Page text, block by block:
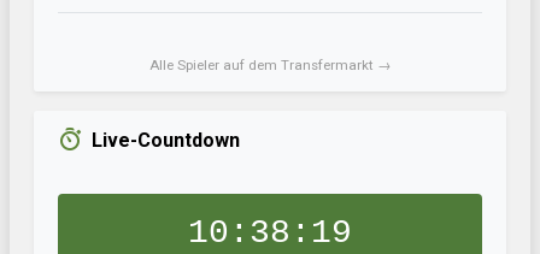
Alle Spieler auf dem Transfermarkt →
Live-Countdown
10:38:18